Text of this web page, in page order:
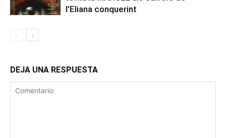
l’Eliana conquerint
DEJA UNA RESPUESTA